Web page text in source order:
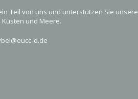
Teil von uns und unterstützen Sie unsere
und Meere.
d.de